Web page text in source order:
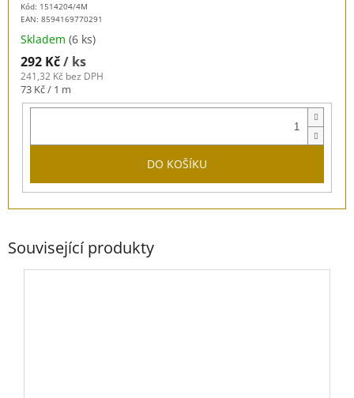
Kód: 1514204/4M
EAN: 8594169770291
Skladem (6 ks)
292 Kč/ ks
241,32 Kč bez DPH
Měrná
cena:
73 Kč / 1 m
DO KOŠÍKU
Související produkty